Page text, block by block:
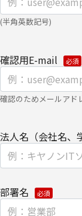
【安全対策に関し
に準ずるセキュリ
【個人情報保護管
キヤノンITソリュ
【お問い合わせ先
キヤノンITソリュ
コーポレートマー
TEL 03-6701-3440
(半角英数記号)
確認用E-mail
確認のためメールアド
法人名（会社名、
部署名